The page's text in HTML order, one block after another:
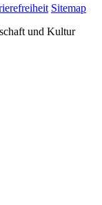
Sitemap
und Kultur